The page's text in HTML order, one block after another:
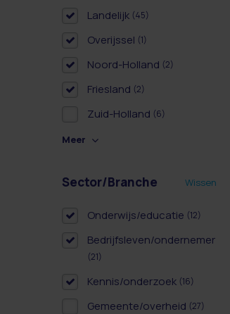
Landelijk (45)
Overijssel (1)
Noord-Holland (2)
Friesland (2)
Zuid-Holland (6)
Meer
Sector/Branche Wissen
Onderwijs/educatie (12)
Bedrijfsleven/ondernemer
(21)
Kennis/onderzoek (16)
Gemeente/overheid (27)